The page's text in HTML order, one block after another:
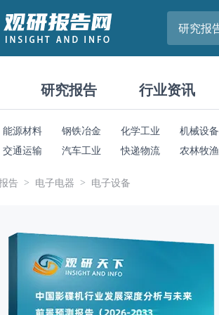
研究报
研究报告 行业资讯
能源材料 钢铁冶金 化学工业
机械设备
交通运输 汽车工业 快递物流 农林牧渔
告 电子电器 电子设备